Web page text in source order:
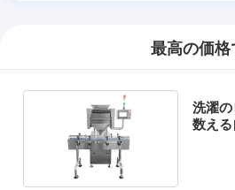
最高の価格
洗濯
数え